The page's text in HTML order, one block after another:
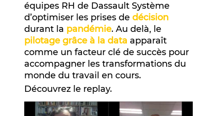
équipes RH de Dassault Système
d’optimiser les prises de décision
durant la pandémie. Au delà, le
pilotage grâce à la data apparaît
comme un facteur clé de succès pour
accompagner les transformations du
monde du travail en cours.
Découvrez le replay.